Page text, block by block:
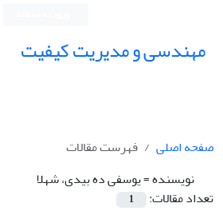
مهندسی و مدیریت کیفیت
صفحه اصلی
فهرست مقالات
نویسنده =یوسفی ده بیدی، شهلا
تعداد مقالات:
1